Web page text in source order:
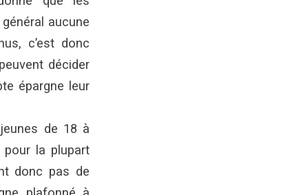
aucune
c’est donc
décider
épargne leur
de 18 à
la plupart
donc pas de